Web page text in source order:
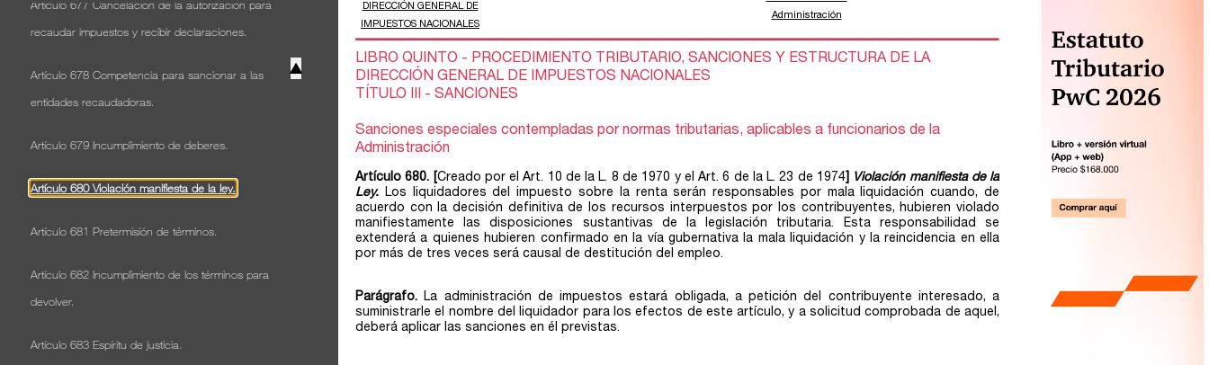
▲
Artículo 677 Cancelación de la autorización para
recaudar impuestos y recibir declaraciones.
Artículo 678 Competencia para sancionar a las
entidades recaudadoras.
Artículo 679 Incumplimiento de deberes.
Artículo 680 Violación manifiesta de la ley.
Artículo 681 Pretermisión de términos.
Artículo 682 Incumplimiento de los términos para
devolver.
Artículo 683 Espíritu de justicia.